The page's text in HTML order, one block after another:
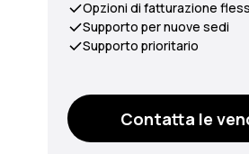
Contatta le
Opzioni di fatturazione
Supporto per nuove sedi
Supporto prioritario